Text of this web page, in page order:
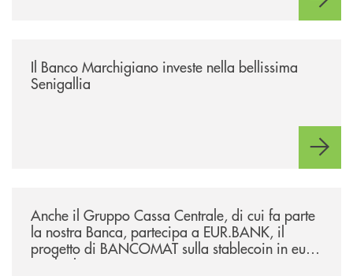
Il Banco Marchigiano investe nella bellissima
Senigallia
Anche il Gruppo Cassa Centrale, di cui fa parte
la nostra Banca, partecipa a EUR.BANK, il
progetto di BANCOMAT sulla stablecoin in euro
e sul relativo ecosistema